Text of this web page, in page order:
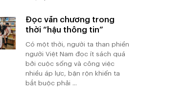
Đọc văn chương trong
thời “hậu thông tin”
Có một thời, người ta than phiền
người Việt Nam đọc ít sách quá
bởi cuộc sống và công việc
nhiều áp lực, bận rộn khiến ta
bắt buộc phải ...